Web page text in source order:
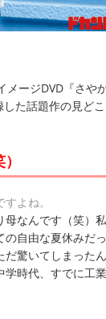
メージDVD『さや
た話題作の見どこ
よね。
母なんです（笑）私
自由な夏休みだっ
だ驚いてしまったん
学時代、すでに工業